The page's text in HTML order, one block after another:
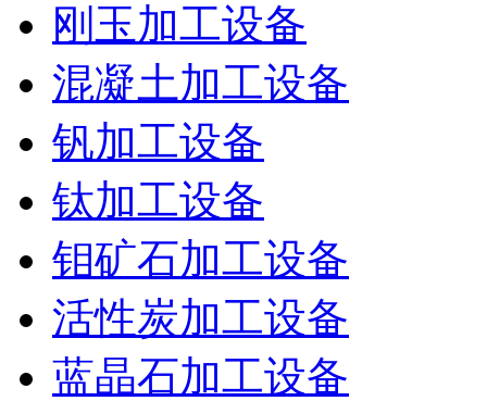
刚玉加工设备
混凝土加工设备
钒加工设备
钛加工设备
钼矿石加工设备
活性炭加工设备
蓝晶石加工设备